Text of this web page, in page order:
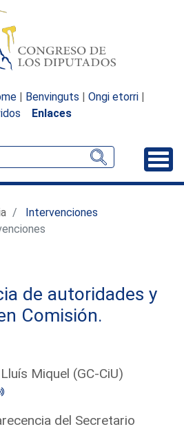
| Benvinguts | Ongi etorri |
Enlaces
Intervenciones
de autoridades y
Comisión.
Miquel (GC-CiU)
del Secretario